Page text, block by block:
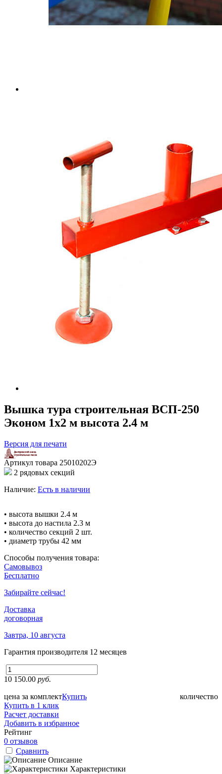
Вышка тура строительная ВСП-250
Эконом 1х2 м высота 2.4 м
Версия для печати
Артикул товара 25010202Э
2 рядовых секций
Наличие: Есть в наличии
• высота вышки 2.4 м
• высота до настила 2.3 м
• количество секций 2 шт.
• диаметр трубы 42 мм
Способы получения товара:
Самовывоз
Бесплатно
Забирайте сейчас!
Доставка
договорная
Завтра, 10 августа
Гарантия производителя 12 месяцев
10 150.00 руб.
цена за комплект количество
Купить
Купить в 1 клик
Расчет доставки
Добавить в избранное
Рейтинг
0 отзывов
Сравнить
Описание
Характеристики